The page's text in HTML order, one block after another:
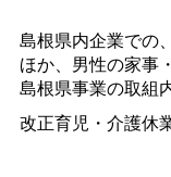
島根県内企業での
ほか、男性の家事
島根県事業の取組
改正育児・介護休